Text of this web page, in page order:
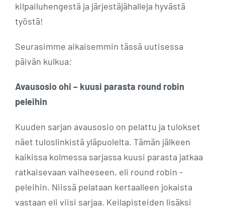
kilpailuhengestä ja järjestäjähalleja hyvästä
työstä!
Seurasimme aikaisemmin tässä uutisessa
päivän kulkua:
Avausosio ohi – kuusi parasta round robin
peleihin
Kuuden sarjan avausosio on pelattu ja tulokset
näet tuloslinkistä yläpuolelta. Tämän jälkeen
kaikissa kolmessa sarjassa kuusi parasta jatkaa
ratkaisevaan vaiheeseen, eli round robin -
peleihin. Niissä pelataan kertaalleen jokaista
vastaan eli viisi sarjaa. Keilapisteiden lisäksi